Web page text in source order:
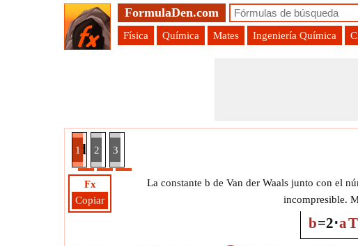
FormulaDen.com
Física Química Mates Ingeniería Química
1
Waals b dada Temperatura de inversión Fórmula
2 3
Fx
Copiar
La constante b de Van der Waals junto con el
incompresible.
b=2⋅aT